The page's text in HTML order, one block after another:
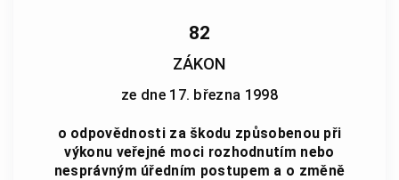
82
ZÁKON
ze dne 17. března 1998
o odpovědnosti za škodu způsobenou při
výkonu veřejné moci rozhodnutím nebo
nesprávným úředním postupem a o změně